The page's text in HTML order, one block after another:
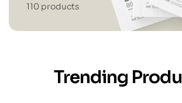
110 products
Trending